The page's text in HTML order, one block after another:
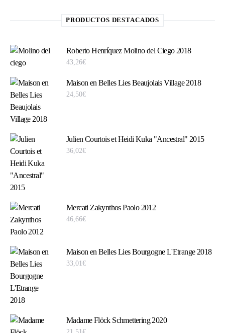
PRODUCTOS DESTACADOS
Roberto Henríquez Molino del Ciego 2018
43,26€
Maison en Belles Lies Beaujolais Village 2018
24,50€
Julien Courtois et Heidi Kuka "Ancestral" 2015
36,02€
Mercati Zakynthos Paolo 2012
46,66€
Maison en Belles Lies Bourgogne L'Etrange 2018
33,01€
Madame Flöck Schmettering 2020